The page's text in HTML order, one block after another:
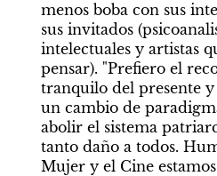
menos boba con sus
sus invitados
intelectuales y artistas
pensar). "Prefiero el
tranquilo del presente
un cambio de
abolir el sistema
tanto daño a todos.
Mujer y el Cine estamos